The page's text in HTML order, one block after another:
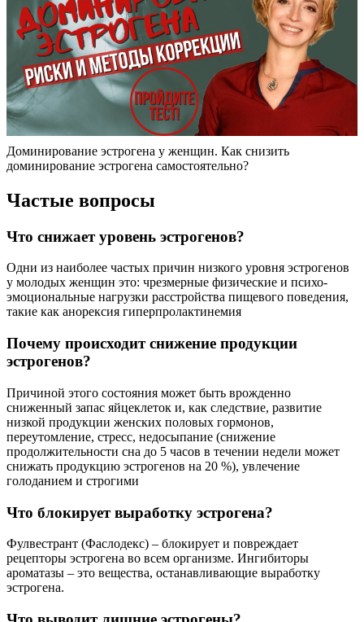
Доминирование эстрогена у женщин. Как снизить
доминирование эстрогена самостоятельно?
Частые вопросы
Что снижает уровень эстрогенов?
Одни из наиболее частых причин низкого уровня эстрогенов
у молодых женщин это: чрезмерные физические и психо-
эмоциональные нагрузки расстройства пищевого поведения,
такие как анорексия гиперпролактинемия
Почему происходит снижение продукции
эстрогенов?
Причиной этого состояния может быть врожденно
сниженный запас яйцеклеток и, как следствие, развитие
низкой продукции женских половых гормонов,
переутомление, стресс, недосыпание (снижение
продолжительности сна до 5 часов в течении недели может
снижать продукцию эстрогенов на 20 %), увлечение
голоданием и строгими
Что блокирует выработку эстрогена?
Фулвестрант (Фаслодекс) – блокирует и повреждает
рецепторы эстрогена во всем организме. Ингибиторы
ароматазы – это вещества, останавливающие выработку
эстрогена.